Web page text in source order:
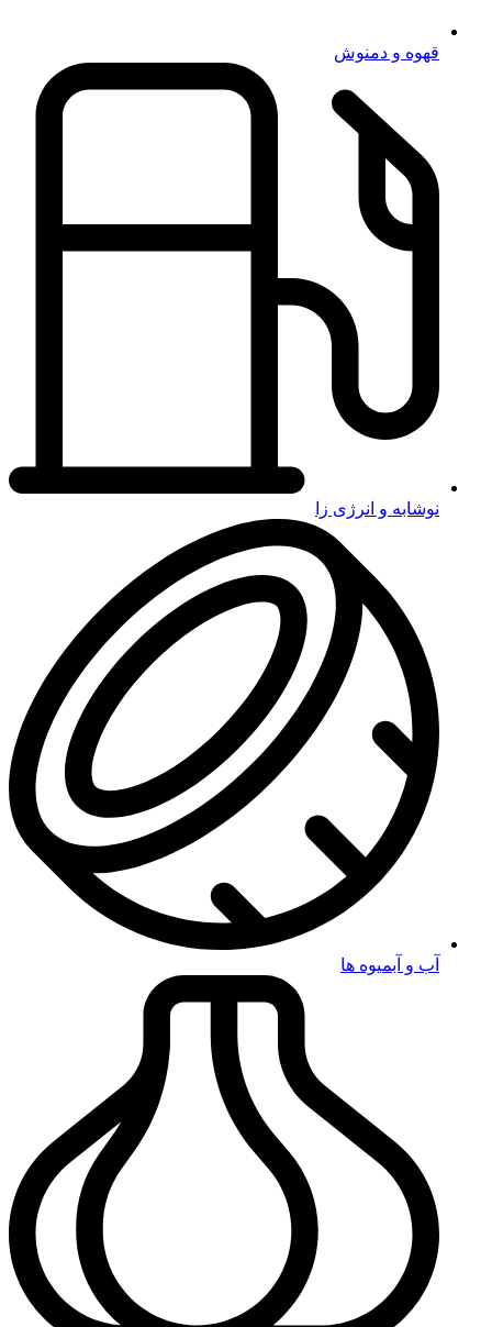
قهوه و دمنوش
نوشابه و انرژی زا
آب و آبمیوه ها